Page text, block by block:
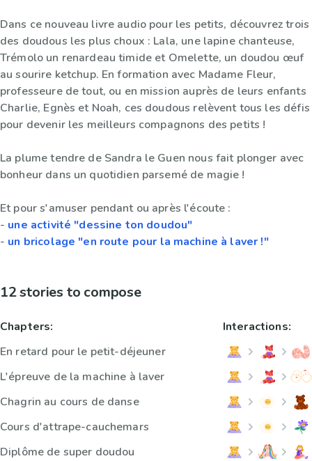
Dans ce nouveau livre audio pour les petits, découvrez trois
des doudous les plus choux : Lala, une lapine chanteuse,
Trémolo un renardeau timide et Omelette, un doudou œuf
au sourire ketchup. En formation avec Madame Fleur,
professeure de tout, ou en mission auprès de leurs enfants
Charlie, Egnès et Noah, ces doudous relèvent tous les défis
pour devenir les meilleurs compagnons des petits !
La plume tendre de Sandra le Guen nous fait plonger avec
bonheur dans un quotidien parsemé de magie !
Et pour s'amuser pendant ou après l'écoute :
- une activité "dessine ton doudou"
- un bricolage "en route pour la machine à laver !"
12 stories to compose
Chapters:
En retard pour le petit-déjeuner
L'épreuve de la machine à laver
Chagrin au cours de danse
Cours d'attrape-cauchemars
Diplôme de super doudou
Interactions: